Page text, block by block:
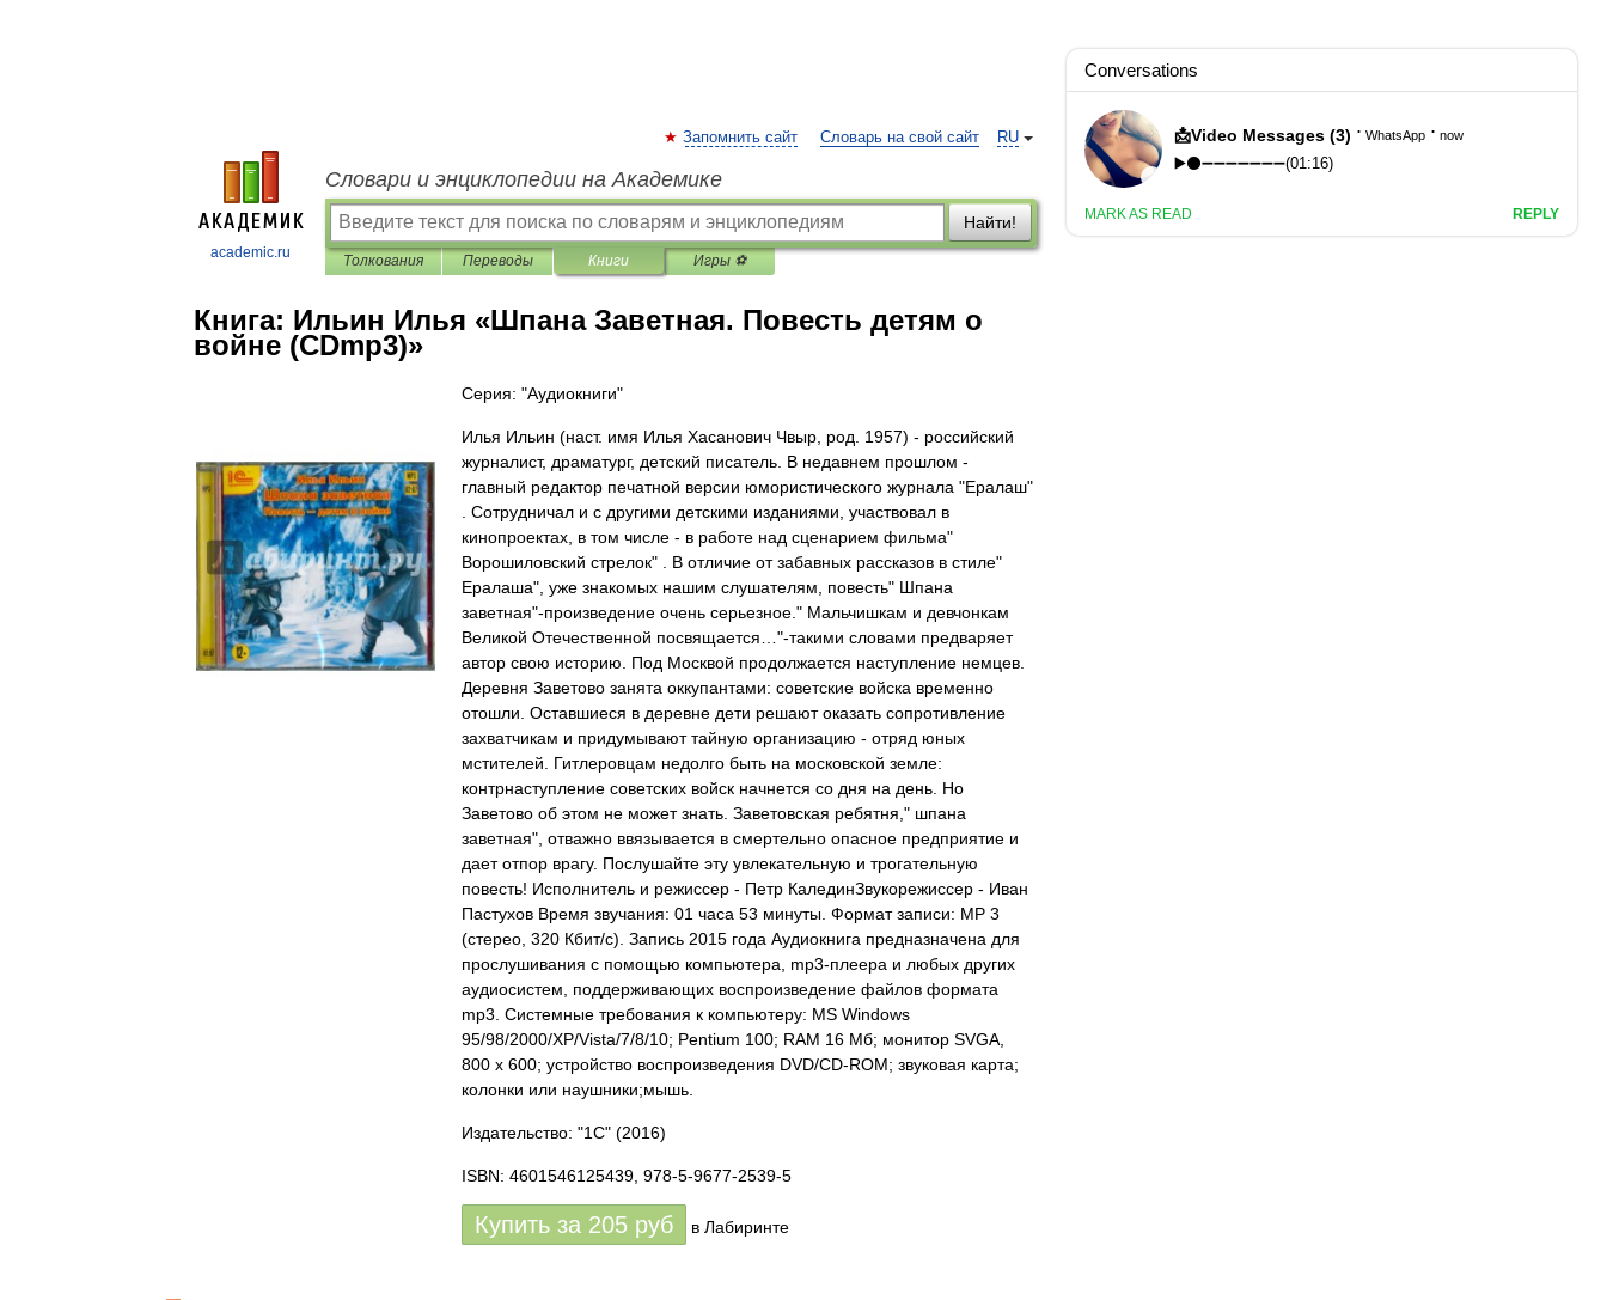
academic.ru
RU
Запомнить сайт Словарь на свой сайт
Словари и энциклопедии на Академике
Найти!
Толкования Переводы Книги Игры ⚽
Книга: Ильин Илья «Шпана Заветная. Повесть детям о
войне (CDmp3)»
Серия: "Аудиокниги"
Илья Ильин (наст. имя Илья Хасанович Чвыр, род. 1957) - российский
журналист, драматург, детский писатель. В недавнем прошлом -
главный редактор печатной версии юмористического журнала "Ералаш"
. Сотрудничал и с другими детскими изданиями, участвовал в
кинопроектах, в том числе - в работе над сценарием фильма"
Ворошиловский стрелок" . В отличие от забавных рассказов в стиле"
Ералаша", уже знакомых нашим слушателям, повесть" Шпана
заветная"-произведение очень серьезное." Мальчишкам и девчонкам
Великой Отечественной посвящается…"-такими словами предваряет
автор свою историю. Под Москвой продолжается наступление немцев.
Деревня Заветово занята оккупантами: советские войска временно
отошли. Оставшиеся в деревне дети решают оказать сопротивление
захватчикам и придумывают тайную организацию - отряд юных
мстителей. Гитлеровцам недолго быть на московской земле:
контрнаступление советских войск начнется со дня на день. Но
Заветово об этом не может знать. Заветовская ребятня," шпана
заветная", отважно ввязывается в смертельно опасное предприятие и
дает отпор врагу. Послушайте эту увлекательную и трогательную
повесть! Исполнитель и режиссер - Петр КалединЗвукорежиссер - Иван
Пастухов Время звучания: 01 часа 53 минуты. Формат записи: МР 3
(стерео, 320 Кбит/с). Запись 2015 года Аудиокнига предназначена для
прослушивания с помощью компьютера, mp3-плеера и любых других
аудиосистем, поддерживающих воспроизведение файлов формата
mp3. Системные требования к компьютеру: MS Windows
95/98/2000/XP/Vista/7/8/10; Pentium 100; RAM 16 Мб; монитор SVGA,
800 х 600; устройство воспроизведения DVD/CD-ROM; звуковая карта;
колонки или наушники;мышь.
Издательство: "1С" (2016)
ISBN: 4601546125439, 978-5-9677-2539-5
Купить за 205 руб в Лабиринте